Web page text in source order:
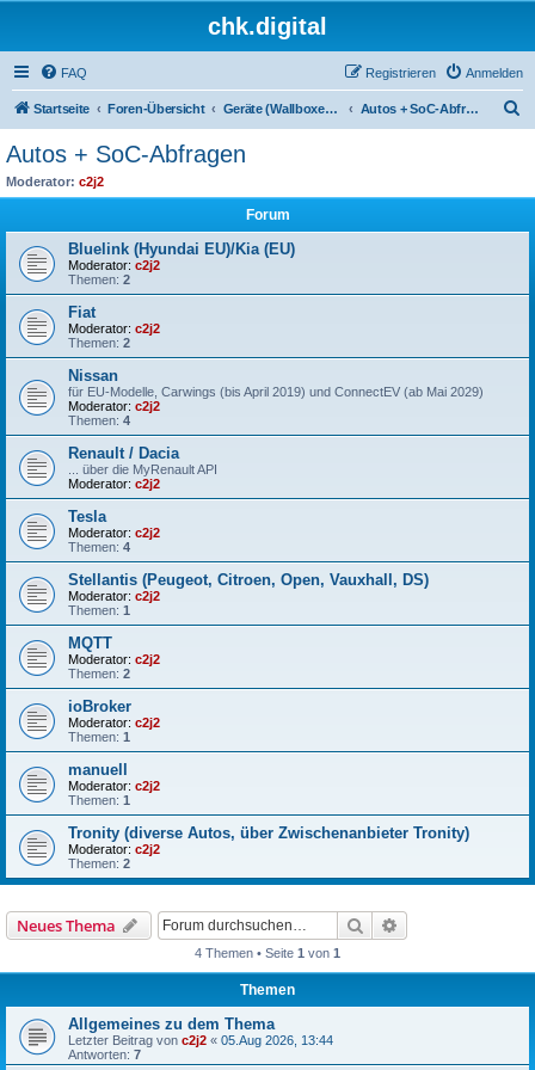
chk.digital
FAQ Anmelden
Registrieren
Startseite Foren-Übersicht Geräte (Wallboxen, Stromquellen, Autos) Autos + SoC-Abfragen
Autos + SoC-Abfragen
Moderator: c2j2
Forum
Bluelink (Hyundai EU)/Kia (EU)
Moderator: c2j2
Themen: 2
Fiat
Moderator: c2j2
Themen: 2
Nissan
für EU-Modelle, Carwings (bis April 2019) und ConnectEV (ab Mai 2029)
Moderator: c2j2
Themen: 4
Renault / Dacia
... über die MyRenault API
Moderator: c2j2
Tesla
Moderator: c2j2
Themen: 4
Stellantis (Peugeot, Citroen, Open, Vauxhall, DS)
Moderator: c2j2
Themen: 1
MQTT
Moderator: c2j2
Themen: 2
ioBroker
Moderator: c2j2
Themen: 1
manuell
Moderator: c2j2
Themen: 1
Tronity (diverse Autos, über Zwischenanbieter Tronity)
Moderator: c2j2
Themen: 2
Neues Thema Suche
4 Themen • Seite 1 von 1
Themen
Allgemeines zu dem Thema
Letzter Beitrag von c2j2 « 05.Aug 2026, 13:44
Antworten: 7